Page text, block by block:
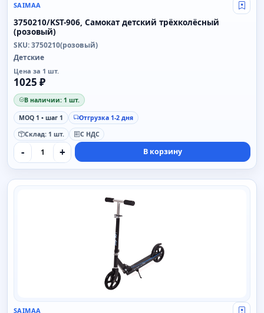
SAIMAA Свой
3750210/KST-906, Самокат детский трёхколёсный
(розовый)
SKU: 3750210(розовый)
Детские
Цена за 1 шт.
1025 ₽
В наличии: 1 шт.
MOQ 1 • шаг 1
Отгрузка 1-2 дня
Склад: 1 шт.
С НДС
- + В корзину
SAIMAA
SAIMAA